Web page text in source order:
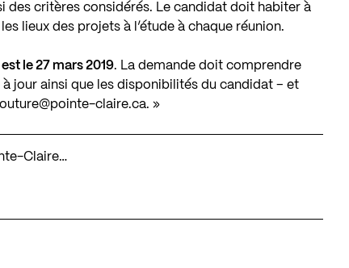
des critères considérés. Le candidat doit habiter à
lieux des projets à l’étude à chaque réunion.
le 27 mars 2019. La demande doit comprendre
jour ainsi que les disponibilités du candidat – et
claire.ca. »
Claire…